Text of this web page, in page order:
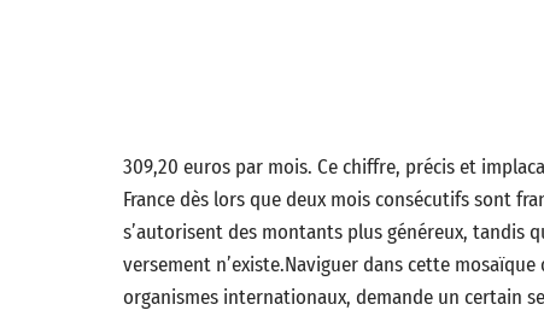
309,20 euros par mois. Ce chiffre, précis et
France dès lors que deux mois consécutifs sont
s’autorisent des montants plus généreux, tandis
versement n’existe.Naviguer dans cette
organismes internationaux, demande un certain